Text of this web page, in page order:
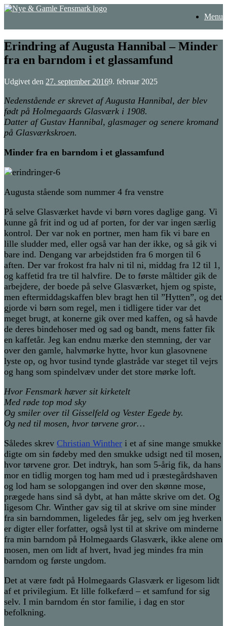
Gå
Menu
Erindring af Augusta Hannibal – Minder
fra en barndom i et glassamfund
Udgivet den 27. september 20169. februar 2025
Nedenstående er skrevet af Augusta Hannibal, der blev
født på Holmegaards Glasværk i 1908.
Datter af Gustav Hannibal, glasmager og senere kromand
på Glasværkskroen.
Minder fra en barndom i et glassamfund
Augusta stående som nummer 4 fra venstre
På selve Glasværket havde vi børn vores daglige gang. Vi
kunne gå frit ind og ud af porten, for der var ingen særlig
kontrol. Der var nok en portner, men ham fik vi bare en
lille sludder med, eller også var han der ikke, og så gik vi
bare ind. Dengang var arbejdstiden fra 6 morgen til 6
aften. Der var frokost fra halv ni til ni, middag fra 12 til 1,
og kaffetid fra tre til halvfire. De to første måltider gik de
arbejdere, der boede på selve Glasværket, hjem og spiste,
men eftermiddagskaffen blev bragt hen til ”Hytten”, og det
gjorde vi børn som regel, men i tidligere tider var det
meget brugt, at konerne gik over med kaffen, og så havde
de deres bindehoser med og sad og bandt, mens fatter fik
en kaffetår. Jeg kan endnu mærke den stemning, der var
over den gamle, halvmørke hytte, hvor kun glasovnene
lyste op, og hvor tusind tynde glastråde var steget til vejrs
og hang som spindelvæv under det store mørke loft.
Hvor Fensmark hæver sit kirketelt
Med røde top mod sky
Og smiler over til Gisselfeld og Vester Egede by.
Og ned til mosen, hvor tørvene gror…
Således skrev Christian Winther i et af sine mange smukke
digte om sin fødeby med den smukke udsigt ned til mosen,
hvor tørvene gror. Det indtryk, han som 5-årig fik, da hans
mor en tidlig morgen tog ham med ud i præstegårdshaven
og lod ham se solopgangen ind over den skønne mose,
prægede hans sind så dybt, at han måtte skrive om det. Og
ligesom Chr. Winther gav sig til at skrive om sine minder
fra sin barndommen, ligeledes får jeg, selv om jeg hverken
er digter eller forfatter, også lyst til at skrive om minderne
fra min barndom på Holmegaards Glasværk, ikke alene om
mosen, men om lidt af hvert, hvad jeg mindes fra min
barndom og første ungdom.
Det at være født på Holmegaards Glasværk er ligesom lidt
af et privilegium. Et lille folkefærd – et samfund for sig
selv. I min barndom én stor familie, i dag en stor
befolkning.